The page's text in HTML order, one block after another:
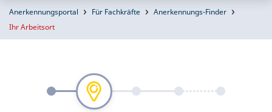
Anerkennungsportal Für Fachkräfte
Anerkennungs-Finder
Ihr Arbeitsort